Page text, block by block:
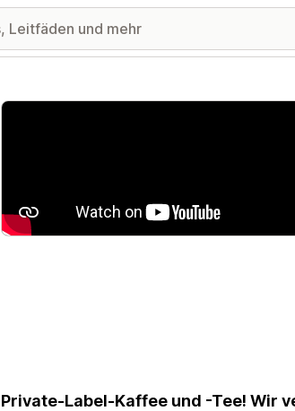
Vorgestellte Bildergalerie
Private-Label-Kaffee und -Tee! Wir